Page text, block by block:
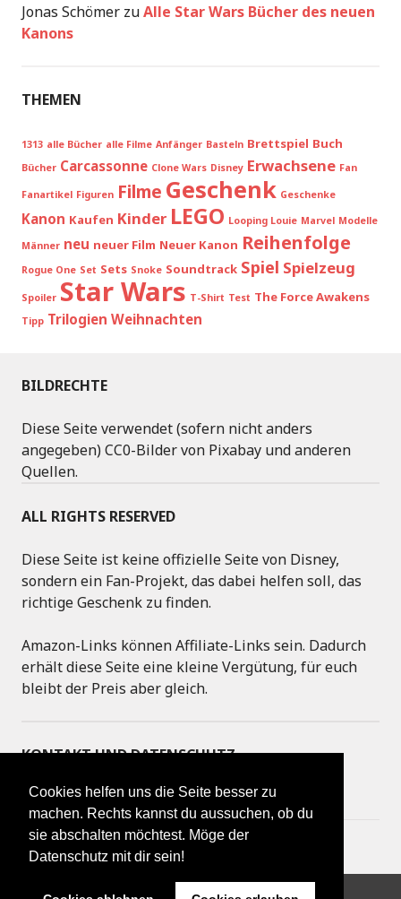
Cookies helfen uns die Seite besser zu
machen. Rechts kannst du aussuchen, ob du
sie abschalten möchtest. Möge der
Datenschutz mit dir sein!
Jonas Schömer zuAlle Star Wars Bücher des neuen
Kanons
THEMEN
1313 alle Bücher alle Filme Anfänger Basteln Brettspiel Buch
Bücher Carcassonne Clone Wars Disney Erwachsene Fan
Fanartikel Figuren Filme Geschenk Geschenke
Kanon Kaufen Kinder LEGO Looping Louie Marvel Modelle
Männer neu neuer Film Neuer Kanon Reihenfolge
Rogue One Set Sets Snoke Soundtrack Spiel Spielzeug
Spoiler Star Wars T-Shirt Test The Force Awakens
Tipp Trilogien Weihnachten
BILDRECHTE
Diese Seite verwendet (sofern nicht anders
angegeben) CC0-Bilder von Pixabay und anderen
Quellen.
ALL RIGHTS RESERVED
Diese Seite ist keine offizielle Seite von Disney,
sondern ein Fan-Projekt, das dabei helfen soll, das
richtige Geschenk zu finden.
Amazon-Links können Affiliate-Links sein. Dadurch
erhält diese Seite eine kleine Vergütung, für euch
bleibt der Preis aber gleich.
KONTAKT UND DATENSCHUTZ
IMPRESSUM
DATENSCHUTZERKLÄRUNG